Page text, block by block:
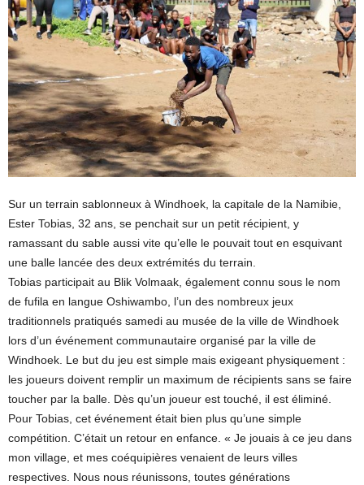
Sur un terrain sablonneux à Windhoek, la capitale de la Namibie,
Ester Tobias, 32 ans, se penchait sur un petit récipient, y
ramassant du sable aussi vite qu’elle le pouvait tout en esquivant
une balle lancée des deux extrémités du terrain.
Tobias participait au Blik Volmaak, également connu sous le nom
de fufila en langue Oshiwambo, l’un des nombreux jeux
traditionnels pratiqués samedi au musée de la ville de Windhoek
lors d’un événement communautaire organisé par la ville de
Windhoek. Le but du jeu est simple mais exigeant physiquement :
les joueurs doivent remplir un maximum de récipients sans se faire
toucher par la balle. Dès qu’un joueur est touché, il est éliminé.
Pour Tobias, cet événement était bien plus qu’une simple
compétition. C’était un retour en enfance. « Je jouais à ce jeu dans
mon village, et mes coéquipières venaient de leurs villes
respectives. Nous nous réunissons, toutes générations